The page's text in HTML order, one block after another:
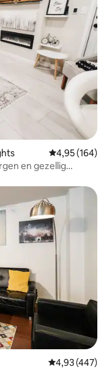
Gemiddelde
4,95 (164)
en gezellig
Gemiddelde
4,93 (447)